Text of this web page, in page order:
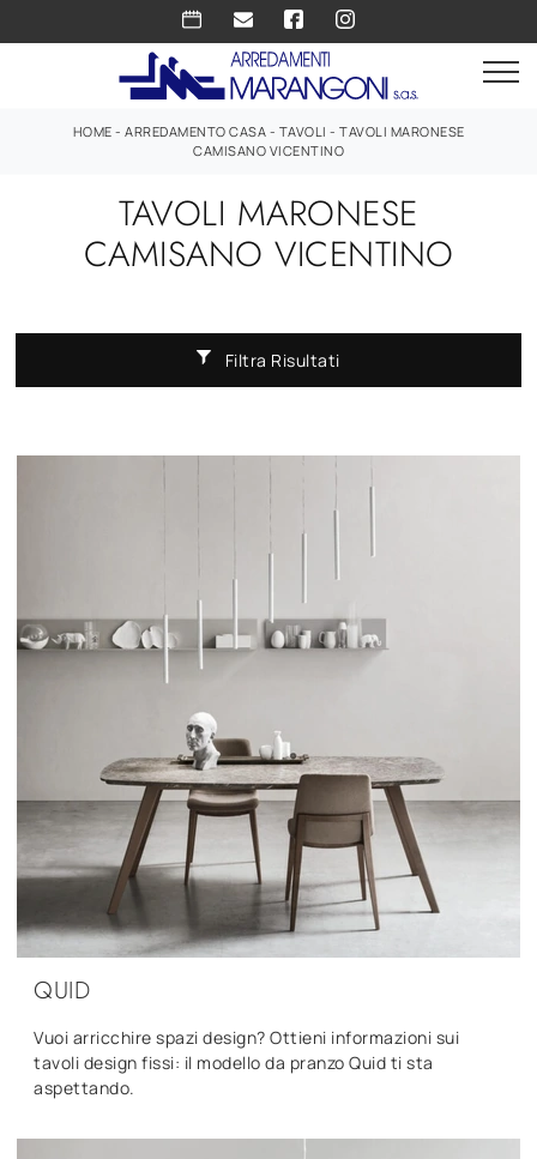
HOME - ARREDAMENTO CASA - TAVOLI - TAVOLI MARONESE
CAMISANO VICENTINO
TAVOLI MARONESE
CAMISANO VICENTINO
Filtra Risultati
QUID
Vuoi arricchire spazi design? Ottieni informazioni sui
tavoli design fissi: il modello da pranzo Quid ti sta
aspettando.